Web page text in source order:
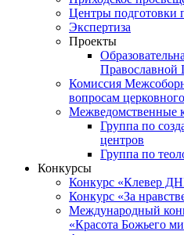
Центры подготовки
Экспертиза
Проекты
Православной
Комиссия
вопросам
Межведомственные
Группа по
центров
Группа по
Конкурсы
Конкурс «Клевер
Конкурс «За
Международный
«Красота Божьего